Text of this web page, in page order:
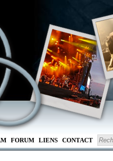
FORUM LIENS CONTACT